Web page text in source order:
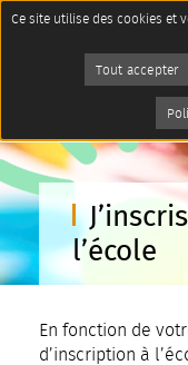
Accueil
Enfance, jeunesse, éducation
Page active :
J’inscris mon enfant à l’école
l’école
En fonction de
d’inscription à
Panneau de gestion des cookies
Ce site utilise des cookies et
Tout accepter